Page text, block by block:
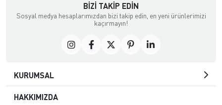
BIZI TAKIP EDIN
Sosyal medya hesaplarımızdan bizi takip edin, en yeni ürünlerimizi
kaçırmayın!
KURUMSAL
HAKKIMIZDA